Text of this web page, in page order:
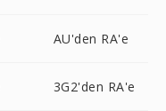
AU'den RA'e
3G2'den RA'e